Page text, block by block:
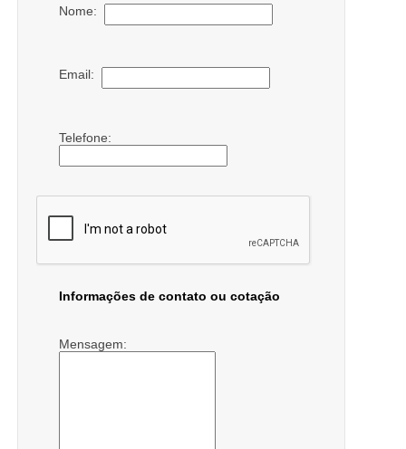
Nome:
Email:
Telefone:
Informações de contato ou cotação
Mensagem: